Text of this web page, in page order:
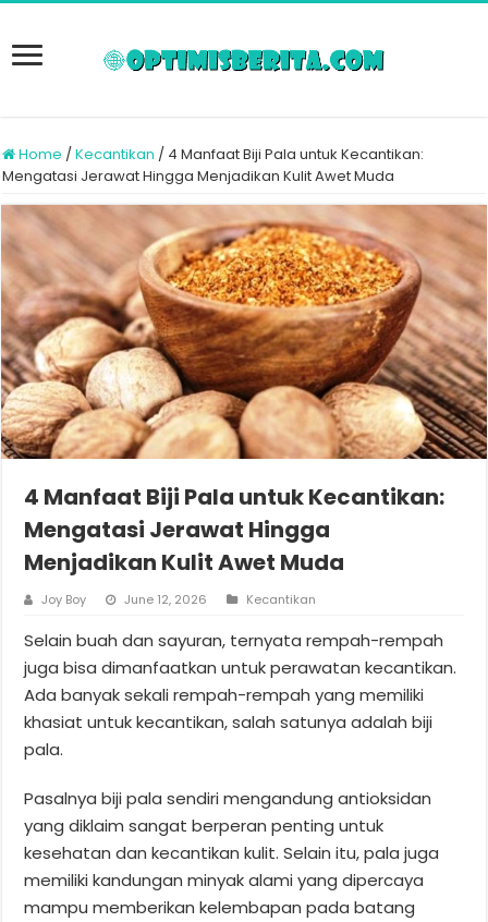
Home /Kecantikan / 4 Manfaat Biji Pala untuk Kecantikan:
Mengatasi Jerawat Hingga Menjadikan Kulit Awet Muda
4 Manfaat Biji Pala untuk Kecantikan:
Mengatasi Jerawat Hingga
Menjadikan Kulit Awet Muda
Joy Boy June 12, 2026 Kecantikan
Selain buah dan sayuran, ternyata rempah-rempah
juga bisa dimanfaatkan untuk perawatan kecantikan.
Ada banyak sekali rempah-rempah yang memiliki
khasiat untuk kecantikan, salah satunya adalah biji
pala.
Pasalnya biji pala sendiri mengandung antioksidan
yang diklaim sangat berperan penting untuk
kesehatan dan kecantikan kulit. Selain itu, pala juga
memiliki kandungan minyak alami yang dipercaya
mampu memberikan kelembapan pada batang